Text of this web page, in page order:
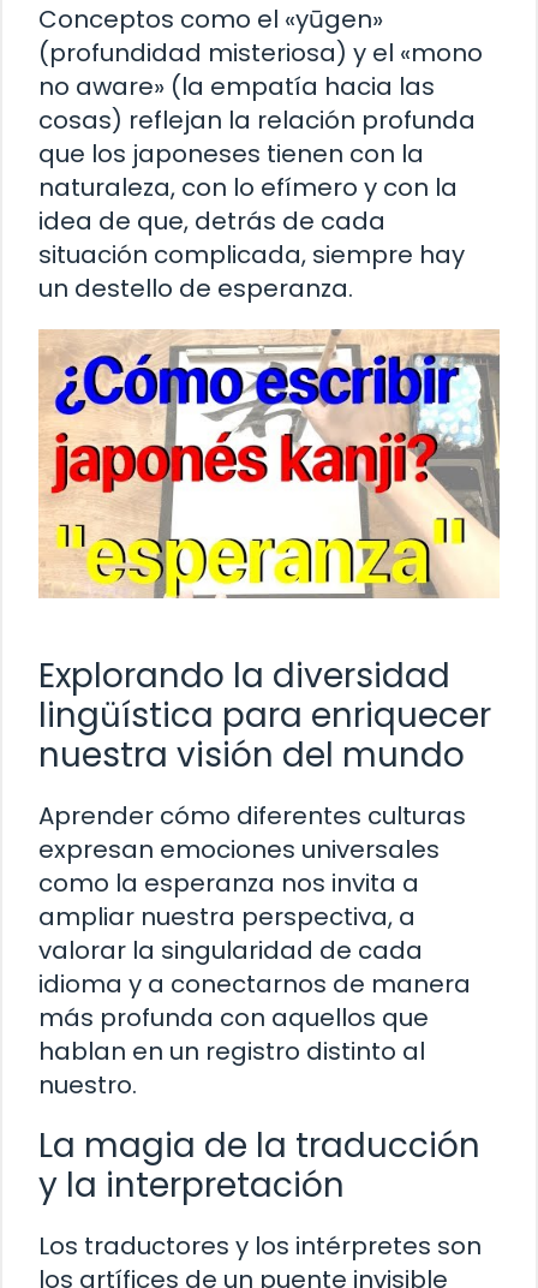
Conceptos como el «yūgen»
(profundidad misteriosa) y el «mono
no aware» (la empatía hacia las
cosas) reflejan la relación profunda
que los japoneses tienen con la
naturaleza, con lo efímero y con la
idea de que, detrás de cada
situación complicada, siempre hay
un destello de esperanza.
Explorando la diversidad
lingüística para enriquecer
nuestra visión del mundo
Aprender cómo diferentes culturas
expresan emociones universales
como la esperanza nos invita a
ampliar nuestra perspectiva, a
valorar la singularidad de cada
idioma y a conectarnos de manera
más profunda con aquellos que
hablan en un registro distinto al
nuestro.
La magia de la traducción
y la interpretación
Los traductores y los intérpretes son
los artífices de un puente invisible